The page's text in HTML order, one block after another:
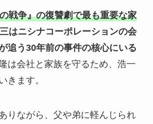
戦争』の復讐劇で最も重要な家
はニシナコーポレーションの会
追う30年前の事件の核心にいる
は会社と家族を守るため、浩一
きます。
りながら、父や弟に軽んじられ